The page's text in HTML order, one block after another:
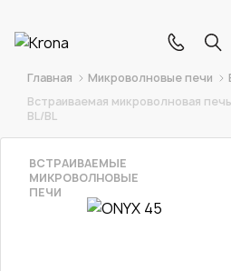
Главная Микроволновые печи
Встраиваемая микроволновая печь
BL/BL
ВСТРАИВАЕМЫЕ
МИКРОВОЛНОВЫЕ
ПЕЧИ